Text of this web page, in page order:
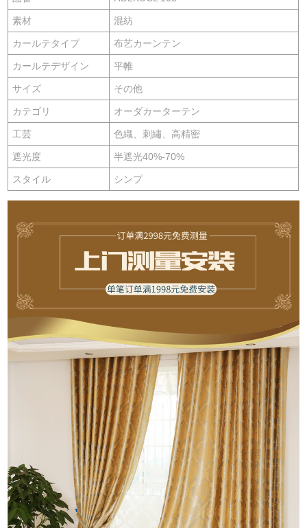
素材 混紡
カールテタイプ 布艺カーンテン
カールテデザイン 平帷
サイズ その他
カテゴリ オーダカーターテン
工芸 色織、刺繡、高精密
遮光度 半遮光40%-70%
スタイル シンプ